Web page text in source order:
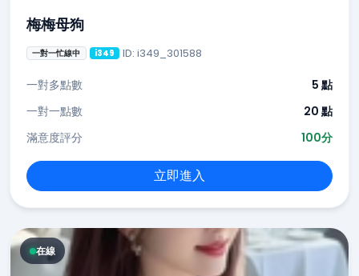
梅梅母狗
一對一忙線中 i349 ID: i349_301588
一對多點數
5 點
一對一點數
20 點
滿意度評分
100分
立即進入
在線